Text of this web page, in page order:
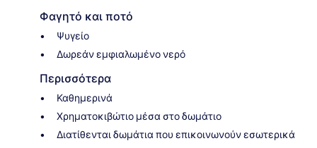
Φαγητό και ποτό
Ψυγείο
Δωρεάν εμφιαλωμένο νερό
Περισσότερα
Καθημερινά
Χρηματοκιβώτιο μέσα στο δωμάτιο
Διατίθενται δωμάτια που επικοινωνούν εσωτερικά